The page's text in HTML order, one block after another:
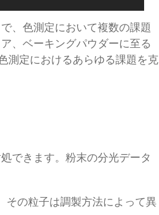
、色測定において複数の課題
、ベーキングパウダーに至る
測定におけるあらゆる課題を克
できます。粉末の分光データ
その粒子は調製方法によって異